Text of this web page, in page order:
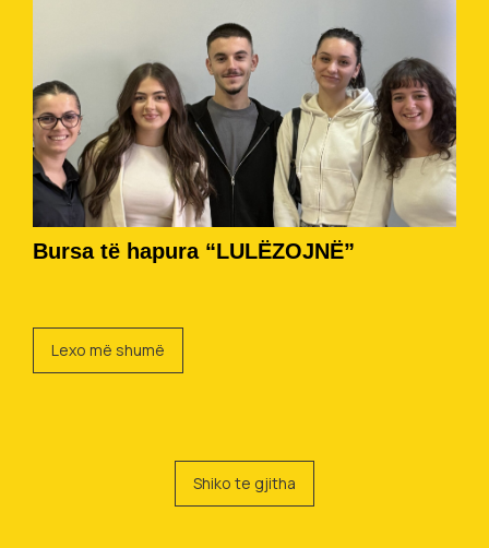
Bursa të hapura “LULËZOJNË”
Lexo më shumë
Shiko te gjitha